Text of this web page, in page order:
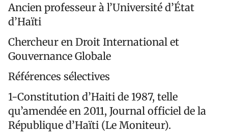
Ancien professeur à l’Université d’État
d’Haïti
Chercheur en Droit International et
Gouvernance Globale
Références sélectives
1-Constitution d’Haiti de 1987, telle
qu’amendée en 2011, Journal officiel de la
République d’Haïti (Le Moniteur).